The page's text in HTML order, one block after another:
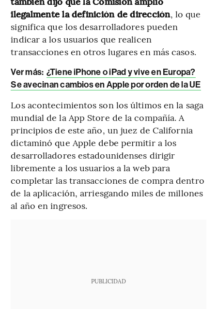
ilegalmente la definición de dirección, lo que
significa que los desarrolladores pueden
indicar a los usuarios que realicen
transacciones en otros lugares en más casos.
Ver más: ¿Tiene iPhone o iPad y vive en Europa?
Se avecinan cambios en Apple por orden de la UE
Los acontecimientos son los últimos en la saga
mundial de la App Store de la compañía. A
principios de este año, un juez de California
dictaminó que Apple debe permitir a los
desarrolladores estadounidenses dirigir
libremente a los usuarios a la web para
completar las transacciones de compra dentro
de la aplicación, arriesgando miles de millones
al año en ingresos.
PUBLICIDAD